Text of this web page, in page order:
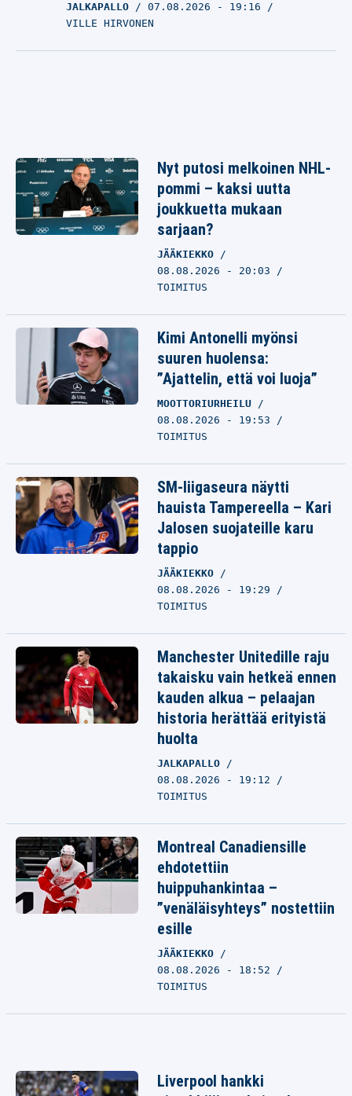
JALKAPALLO 07.08.2026 - 19:16
VILLE HIRVONEN
Nyt putosi melkoinen NHL-
pommi – kaksi uutta
joukkuetta mukaan
sarjaan?
JÄÄKIEKKO
08.08.2026 - 20:03
TOIMITUS
Kimi Antonelli myönsi
suuren huolensa:
”Ajattelin, että voi luoja”
MOOTTORIURHEILU
08.08.2026 - 19:53
TOIMITUS
SM-liigaseura näytti
hauista Tampereella – Kari
Jalosen suojateille karu
tappio
JÄÄKIEKKO
08.08.2026 - 19:29
TOIMITUS
Manchester Unitedille raju
takaisku vain hetkeä ennen
kauden alkua – pelaajan
historia herättää erityistä
huolta
JALKAPALLO
08.08.2026 - 19:12
TOIMITUS
Montreal Canadiensille
ehdotettiin
huippuhankintaa –
”venäläisyhteys” nostettiin
esille
JÄÄKIEKKO
08.08.2026 - 18:52
TOIMITUS
Liverpool hankki